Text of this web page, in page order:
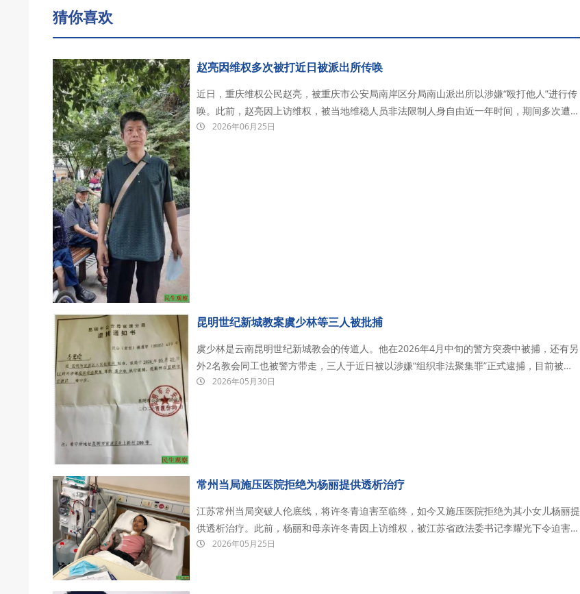
猜你喜欢
赵亮因维权多次被打近日被派出所传唤
近日，重庆维权公民赵亮，被重庆市公安局南岸区分局南山派出所以涉嫌“殴打他人”进行传
唤。此前，赵亮因上访维权，被当地维稳人员非法限制人身自由近一年时间，期间多次遭到
殴打。 据传唤证显示，赵亮因你涉嫌殴打他人，根据《中华人民共和国治安管理处罚法》2026年06月25日
昆明世纪新城教案虞少林等三人被批捕
虞少林是云南昆明世纪新城教会的传道人。他在2026年4月中旬的警方突袭中被捕，还有另
外2名教会同工也被警方带走，三人于近日被以涉嫌“组织非法聚集罪”正式逮捕，目前被羁
押在昆明市官渡区看守所。 虞少林，现年52岁。早年曾沉溺夜总会并染上毒瘾，后皈依基
2026年05月30日
常州当局施压医院拒绝为杨丽提供透析治疗
江苏常州当局突破人伦底线，将许冬青迫害至临终，如今又施压医院拒绝为其小女儿杨丽提
供透析治疗。此前，杨丽和母亲许冬青因上访维权，被江苏省政法委书记李耀光下令迫害，
常州市政法委书记兼公安局局长于贵平和下属国保主导实施，长期对杨丽和母亲许冬青进行
2026年05月25日